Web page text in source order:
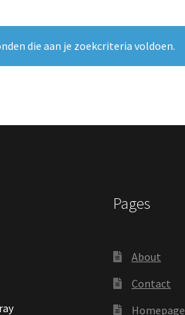
die aan je zoekcriteria voldoen.
Pages
About
Contact
Homepage